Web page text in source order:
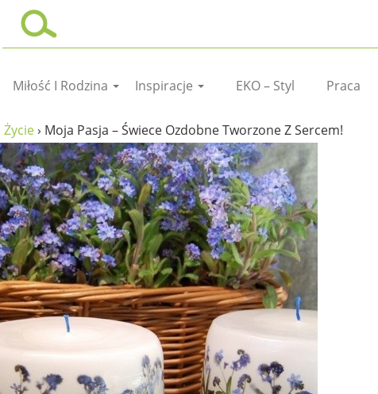
Miłość I Rodzina Inspiracje EKO – Styl Praca
› Moja Pasja – Świece Ozdobne Tworzone Z Sercem!